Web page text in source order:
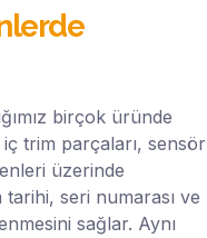
birçok üründe
iç trim parçaları, sensör
üzerinde
seri numarası ve
sağlar. Aynı